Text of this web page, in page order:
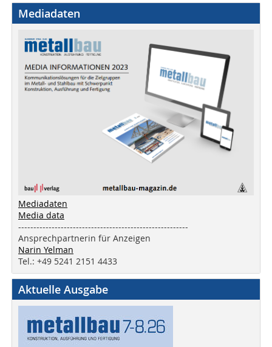
Mediadaten
Mediadaten
Media data
--------------------------------------------------------
Ansprechpartnerin für Anzeigen
Narin Yelman
Tel.: +49 5241 2151 4433
Aktuelle Ausgabe